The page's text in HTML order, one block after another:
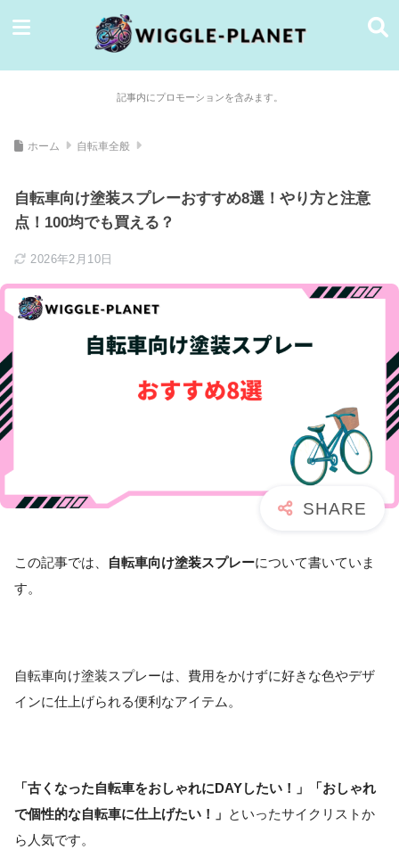
記事内にプロモーションを含みます。
ホーム 自転車全般
自転車向け塗装スプレーおすすめ8選！やり方と注意
点！100均でも買える？
2026年2月10日
この記事では、 自転車向け塗装スプレーについて書いていま
す。
自転車向け塗装スプレーは、費用をかけずに好きな色やデザ
インに仕上げられる便利なアイテム。
「古くなった自転車をおしゃれにDAYしたい！」「おしゃれ
で個性的な自転車に仕上げたい！」 といったサイクリストか
ら人気です。